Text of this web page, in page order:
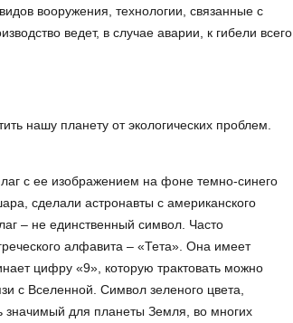
вооружения, технологии, связанные с
ведет, в случае аварии, к гибели всего
нашу планету от экологических проблем.
с ее изображением на фоне темно-синего
сделали астронавты с американского
– не единственный символ. Часто
алфавита – «Тета». Она имеет
цифру «9», которую трактовать можно
с Вселенной. Символ зеленого цвета,
для планеты Земля, во многих